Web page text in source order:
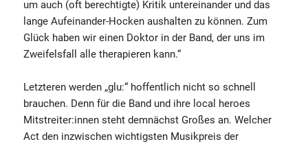
um auch (oft berechtigte) Kritik untereinander und das
lange Aufeinander-Hocken aushalten zu können. Zum
Glück haben wir einen Doktor in der Band, der uns im
Zweifelsfall alle therapieren kann.“
Letzteren werden „glu:“ hoffentlich nicht so schnell
brauchen. Denn für die Band und ihre local heroes
Mitstreiter:innen steht demnächst Großes an. Welcher
Act den inzwischen wichtigsten Musikpreis der